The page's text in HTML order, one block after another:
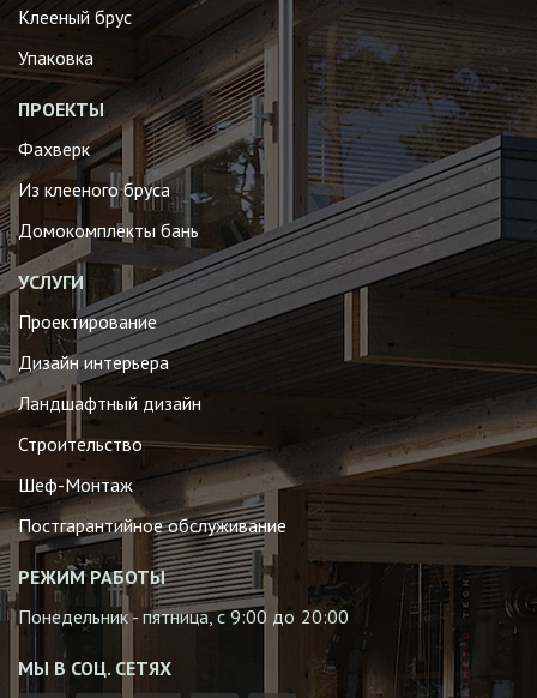
Клееный брус
Упаковка
ПРОЕКТЫ
Фахверк
Из клееного бруса
Домокомплекты бань
УСЛУГИ
Проектирование
Дизайн интерьера
Ландшафтный дизайн
Строительство
Шеф-Монтаж
Постгарантийное обслуживание
РЕЖИМ РАБОТЫ
Понедельник - пятница, с 9:00 до 20:00
МЫ В СОЦ. СЕТЯХ